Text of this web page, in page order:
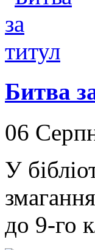
Битва
06
У
до 9-го